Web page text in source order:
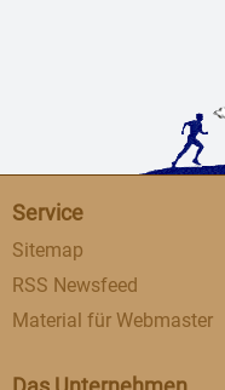
Service
Sitemap
RSS Newsfeed
Material für Webmaster